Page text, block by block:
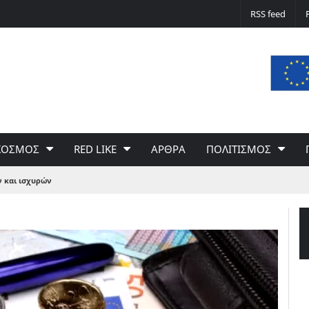
Δε φταίει ο άνεμος… Φταίει η πολιτική
του Γιώργου Σαχίνη
RSS feed
RED LIKE ΑΡΘΡΑ ΠΟΛΙΤΙΣΜΟΣ
και ισχυρών